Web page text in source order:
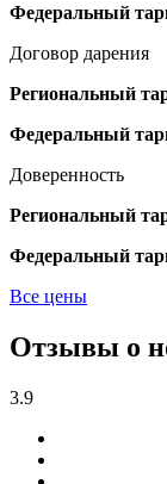
Федеральный
Договор дарения
Региональный
Федеральный
Доверенность
Региональный
Федеральный
Все цены
Отзывы о
3.9